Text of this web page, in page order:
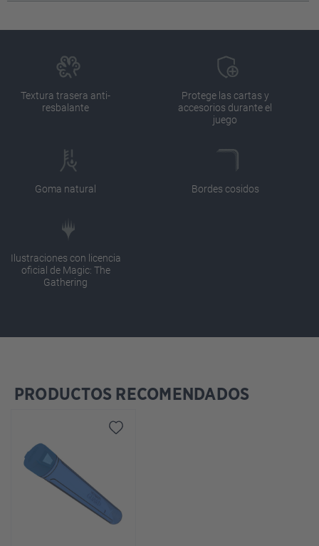
Textura trasera anti-
resbalante
Protege las cartas y
accesorios durante el
juego
Goma natural Bordes cosidos
Ilustraciones con licencia
oficial de Magic: The
Gathering
Omitir la galería de productos
PRODUCTOS RECOMENDADOS